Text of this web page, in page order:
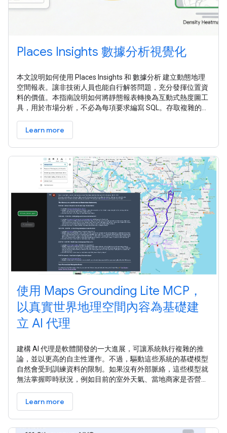
Places Insights 數據分析視覺化
本文說明如何使用 Places Insights 和 數據分析 建立動態地理
空間報表。讓非技術人員也能自行解答問題，充分發揮位置資
料的價值。本指南說明如何將靜態報表轉換為互動式熱度圖工
具，用於市場分析，不必為每項要求編寫 SQL。存取複雜的位
模式有幾項主要優點： 下列工作流程可建立高效能的報表架
構。從靜態基準轉移至完全動態的應用程式，確保資料正確
性，再導入複雜性。 開始之前，請 按照這些操作說明 設定地
點洞察。您需要 存取數據分析
Learn more
使用 Maps Grounding Lite MCP，
以真實世界地理空間內容為基礎建
立 AI 代理
建構 AI 代理是軟體開發的一大進展，可讓系統執行複雜的推
論，並以更高的自主性運作。不過，驅動這些系統的基礎模型
自然會受到訓練資料的限制。如果沒有外部脈絡，這些模型就
無法掌握即時狀況，例如目前的室外天氣、當地商家是否營業
Google 地圖的可靠地理空間資料為 AI 代理程式建立基準，縮
小靜態推論與動態現實之間的差距。您將瞭解空間基礎對於實
際工作的重要性、Model Context Protocol (MCP) 如何簡化工
具整合，以及如何使用
Learn more